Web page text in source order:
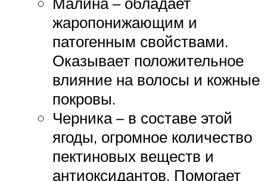
жаропонижающим и
патогенным свойствами.
Оказывает положительное
влияние на волосы и кожные
покровы.
Черника – в составе этой
ягоды, огромное количество
пектиновых веществ и
антиоксидантов. Помогает